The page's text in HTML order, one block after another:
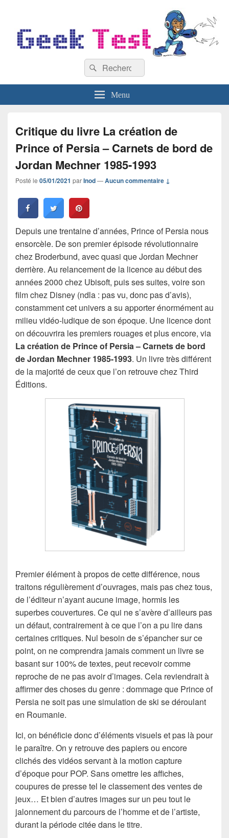
Recherche :
Rechercher
Menu
Critique du livre La création de
Prince of Persia – Carnets de bord de
Jordan Mechner 1985-1993
Posté le 05/01/2021 parInod—Aucun commentaire ↓
Depuis une trentaine d’années, Prince of Persia nous
ensorcèle. De son premier épisode révolutionnaire
chez Broderbund, avec quasi que Jordan Mechner
derrière. Au relancement de la licence au début des
années 2000 chez Ubisoft, puis ses suites, voire son
film chez Disney (ndla : pas vu, donc pas d’avis),
constamment cet univers a su apporter énormément au
milieu vidéo-ludique de son époque. Une licence dont
on découvrira les premiers rouages et plus encore, via
La création de Prince of Persia – Carnets de bord
de Jordan Mechner 1985-1993. Un livre très différent
de la majorité de ceux que l’on retrouve chez Third
Éditions.
Premier élément à propos de cette différence, nous
traitons régulièrement d’ouvrages, mais pas chez tous,
de l’éditeur n’ayant aucune image, hormis les
superbes couvertures. Ce qui ne s’avère d’ailleurs pas
un défaut, contrairement à ce que l’on a pu lire dans
certaines critiques. Nul besoin de s’épancher sur ce
point, on ne comprendra jamais comment un livre se
basant sur 100% de textes, peut recevoir comme
reproche de ne pas avoir d’images. Cela reviendrait à
affirmer des choses du genre : dommage que Prince of
Persia ne soit pas une simulation de ski se déroulant
en Roumanie.
Ici, on bénéficie donc d’éléments visuels et pas là pour
le paraître. On y retrouve des papiers ou encore
clichés des vidéos servant à la motion capture
d’époque pour POP. Sans omettre les affiches,
coupures de presse tel le classement des ventes de
jeux… Et bien d’autres images sur un peu tout le
jalonnement du parcours de l’homme et de l’artiste,
durant la période citée dans le titre.